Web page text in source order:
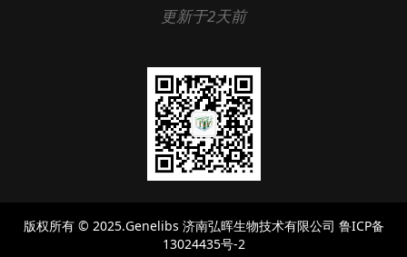
更新于2天前
版权所有 © 2025.Genelibs 济南弘晖生物技术有限公司 鲁ICP备
13024435号-2